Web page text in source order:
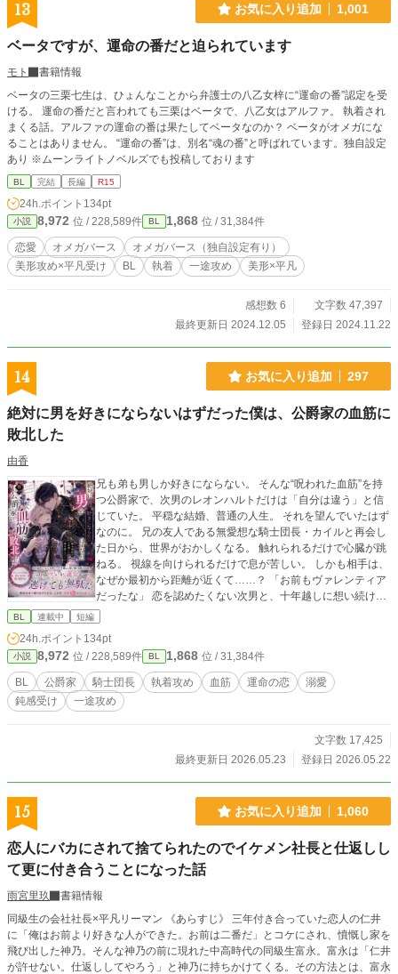
13 お気に入り追加 1,001
ベータですが、運命の番だと迫られています
モト
書籍情報
ベータの三栗七生は、ひょんなことから弁護士の八乙女梓に“運命の番”認定を受
ける。 運命の番だと言われても三栗はベータで、八乙女はアルファ。 執着され
まくる話。アルファの運命の番は果たしてベータなのか？ ベータがオメガにな
ることはありません。 “運命の番”は、別名“魂の番”と呼ばれています。独自設定
あり ※ムーンライトノベルズでも投稿しております
BL 完結 長編 R15
24h.ポイント 134pt
小説 8,972 位 / 228,589件 BL 1,868 位 / 31,384件
恋愛 オメガバース
オメガバース（独自設定有り）
美形攻め×平凡受け
BL 執着 一途攻め 美形×平凡
感想数 6
文字数 47,397
最終更新日 2024.12.05
登録日 2024.11.22
14 お気に入り追加 297
絶対に男を好きにならないはずだった僕は、公爵家の血筋に
敗北した
由香
兄も弟も男しか好きにならない。 そんな“呪われた血筋”を持
つ公爵家で、次男のレオンハルトだけは「自分は違う」と信
じていた。 平穏な結婚、普通の人生。 それを望んでいたはず
なのに。 兄の友人である無愛想な騎士団長・カイルと再会し
た日から、世界がおかしくなる。 触れられるだけで心臓が跳
ねる。 視線を向けられるだけで息が苦しい。 しかも相手は、
なぜか最初から距離が近くて……？ 「お前もヴァレンティア
だったな」 恋を認めたくない次男と、十年越しに想い続ける
騎士団長の、貴族社会BLロマンス。
BL 連載中 短編
24h.ポイント 134pt
小説 8,972 位 / 228,589件 BL 1,868 位 / 31,384件
BL 公爵家 騎士団長 執着攻め 血筋 運命の恋
溺愛
鈍感受け
一途攻め
文字数 17,425
最終更新日 2026.05.23
登録日 2026.05.22
15 お気に入り追加 1,060
恋人にバカにされて捨てられたのでイケメン社長と仕返しし
て更に付き合うことになった話
雨宮里玖
書籍情報
同級生の会社社長×平凡リーマン 《あらすじ》 三年付き合っていた恋人の仁井
に「俺はお前より好きな人ができた。お前は二番だ」とコケにされ、憤慨し家を
飛び出した神乃。そんな神乃の前に現れた中高時代の同級生富永。富永は「仁井
が許せない。仕返ししてやろう」と神乃に持ちかけてくる。その方法とは、富永